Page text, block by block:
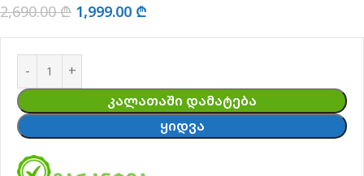
2,690.00₾ 1,999.00 ₾
ᲙᲐᲚᲐᲗᲐᲨᲘ ᲓᲐᲛᲐᲢᲔᲑᲐ
ᲧᲘᲓᲕᲐ